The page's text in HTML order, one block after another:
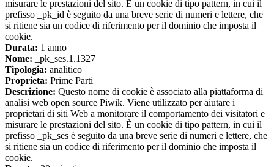
misurare le prestazioni del sito. È un cookie di tipo pattern, in cui il
prefisso _pk_id è seguito da una breve serie di numeri e lettere, che
si ritiene sia un codice di riferimento per il dominio che imposta il
cookie.
Durata: 1 anno
Nome: _pk_ses.1.1327
Tipologia: analitico
Proprieta: Prime Parti
Descrizione: Questo nome di cookie è associato alla piattaforma di
analisi web open source Piwik. Viene utilizzato per aiutare i
proprietari di siti Web a monitorare il comportamento dei visitatori e
misurare le prestazioni del sito. È un cookie di tipo pattern, in cui il
prefisso _pk_ses è seguito da una breve serie di numeri e lettere, che
si ritiene sia un codice di riferimento per il dominio che imposta il
cookie.